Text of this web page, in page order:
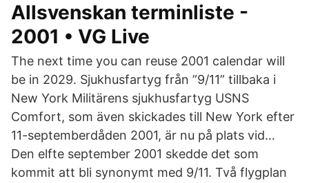
Allsvenskan terminliste -
2001 • VG Live
The next time you can reuse 2001 calendar will
be in 2029. Sjukhusfartyg från ”9/11” tillbaka i
New York Militärens sjukhusfartyg USNS
Comfort, som även skickades till New York efter
11-septemberdåden 2001, är nu på plats vid…
Den elfte september 2001 skedde det som
kommit att bli synonymt med 9/11. Två flygplan